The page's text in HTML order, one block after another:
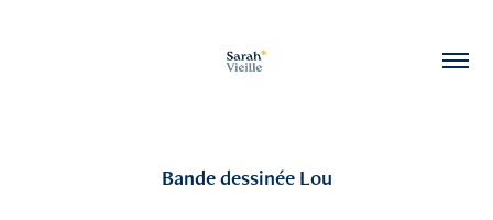
Bande dessinée Lou